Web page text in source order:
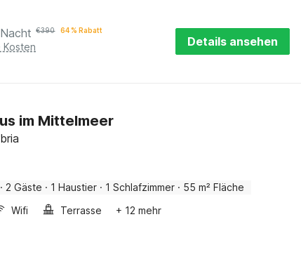
€390 64 % Rabatt
Kosten Details ansehen
im Mittelmeer
· 2 Gäste · 1 Haustier · 1 Schlafzimmer · 55 m² Fläche
Wifi Terrasse + 12 mehr